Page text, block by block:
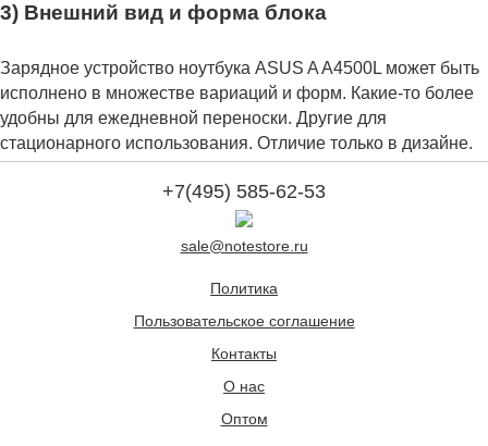
3) Внешний вид и форма блока
Зарядное устройство ноутбука ASUS A A4500L может быть
исполнено в множестве вариаций и форм. Какие-то более
удобны для ежедневной переноски. Другие для
стационарного использования. Отличие только в дизайне.
+7(495) 585-62-53
sale@notestore.ru
Политика
Пользовательское соглашение
Контакты
О нас
Оптом